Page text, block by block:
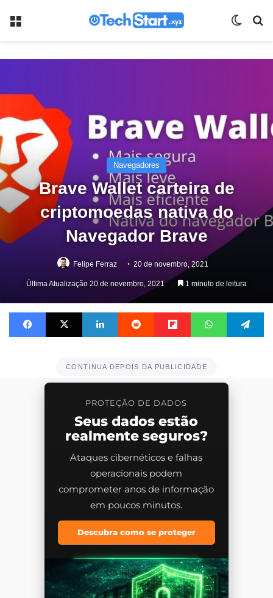
Menu
Navegadores
Brave Wallet carteira de
criptomoedas nativa do
Navegador Brave
Felipe Ferraz 20 de novembro, 2021
Última Atualização 20 de novembro, 2021 1 minuto de leitura
Facebook X Linkedin Reddit Flipboard WhatsApp
CONTINUA DEPOIS DA PUBLICIDADE
PROTEÇÃO DE DADOS
Seus dados estão
realmente seguros?
Ataques cibernéticos e falhas
operacionais podem
comprometer anos de informação
em poucos minutos.
Descubra como se proteger